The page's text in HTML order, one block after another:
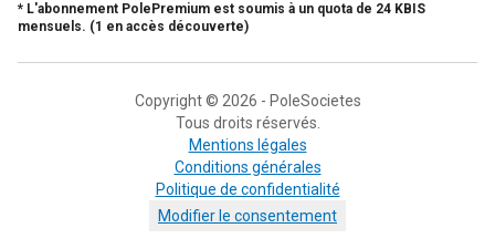
* L'abonnement PolePremium est soumis à un quota de 24 KBIS
mensuels. (1 en accès découverte)
Copyright © 2026 - PoleSocietes
Tous droits réservés.
Mentions légales
Conditions générales
Politique de confidentialité
Modifier le consentement